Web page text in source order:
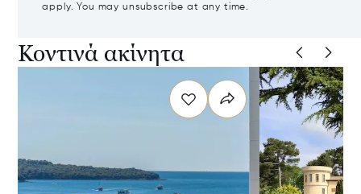
apply. You may unsubscribe at any time.
Κοντινά ακίνητα